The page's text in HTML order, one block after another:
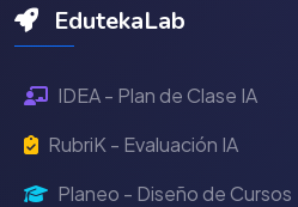
EdutekaLab
IDEA - Plan de Clase IA
RubriK - Evaluación IA
Planeo - Diseño de Cursos